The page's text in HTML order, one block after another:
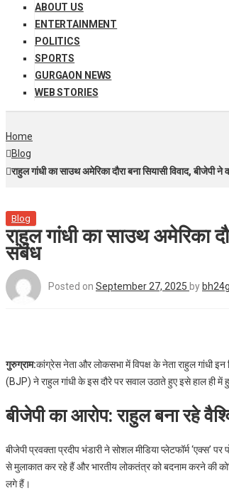
ABOUT US
ENTERTAINMENT
POLITICS
SPORTS
GURGAON NEWS
WEB STORIES
Home
Blog
राहुल गांधी का साउथ अमेरिका दौरा बना सियासी विवाद, बीजेपी
Blog
राहुल गांधी का साउथ अमेरिका
संबंध
Posted on September 27, 2025 by
गुरुग्राम:कांग्रेस नेता और लोकसभा में विपक्ष के नेता राहुल गांधी इन
(BJP) ने राहुल गांधी के इस दौरे पर सवाल उठाते हुए इसे हाल ही में
बीजेपी का आरोप: राहुल बना रहे
बीजेपी प्रवक्ता प्रदीप भंडारी ने सोशल मीडिया प्लेटफॉर्म ‘एक्स’
से मुलाकात कर रहे हैं और भारतीय लोकतंत्र को बदनाम करने की
लगे हैं।